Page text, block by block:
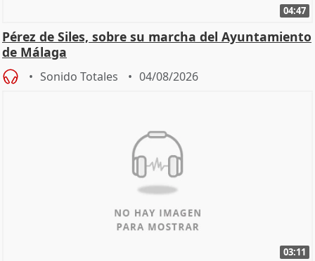
04:47
Pérez de Siles, sobre su marcha del Ayuntamiento
de Málaga
Sonido Totales 04/08/2026
03:11